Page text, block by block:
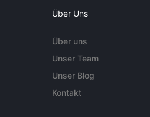
Über Uns
Über uns
Unser Team
Unser Blog
Kontakt